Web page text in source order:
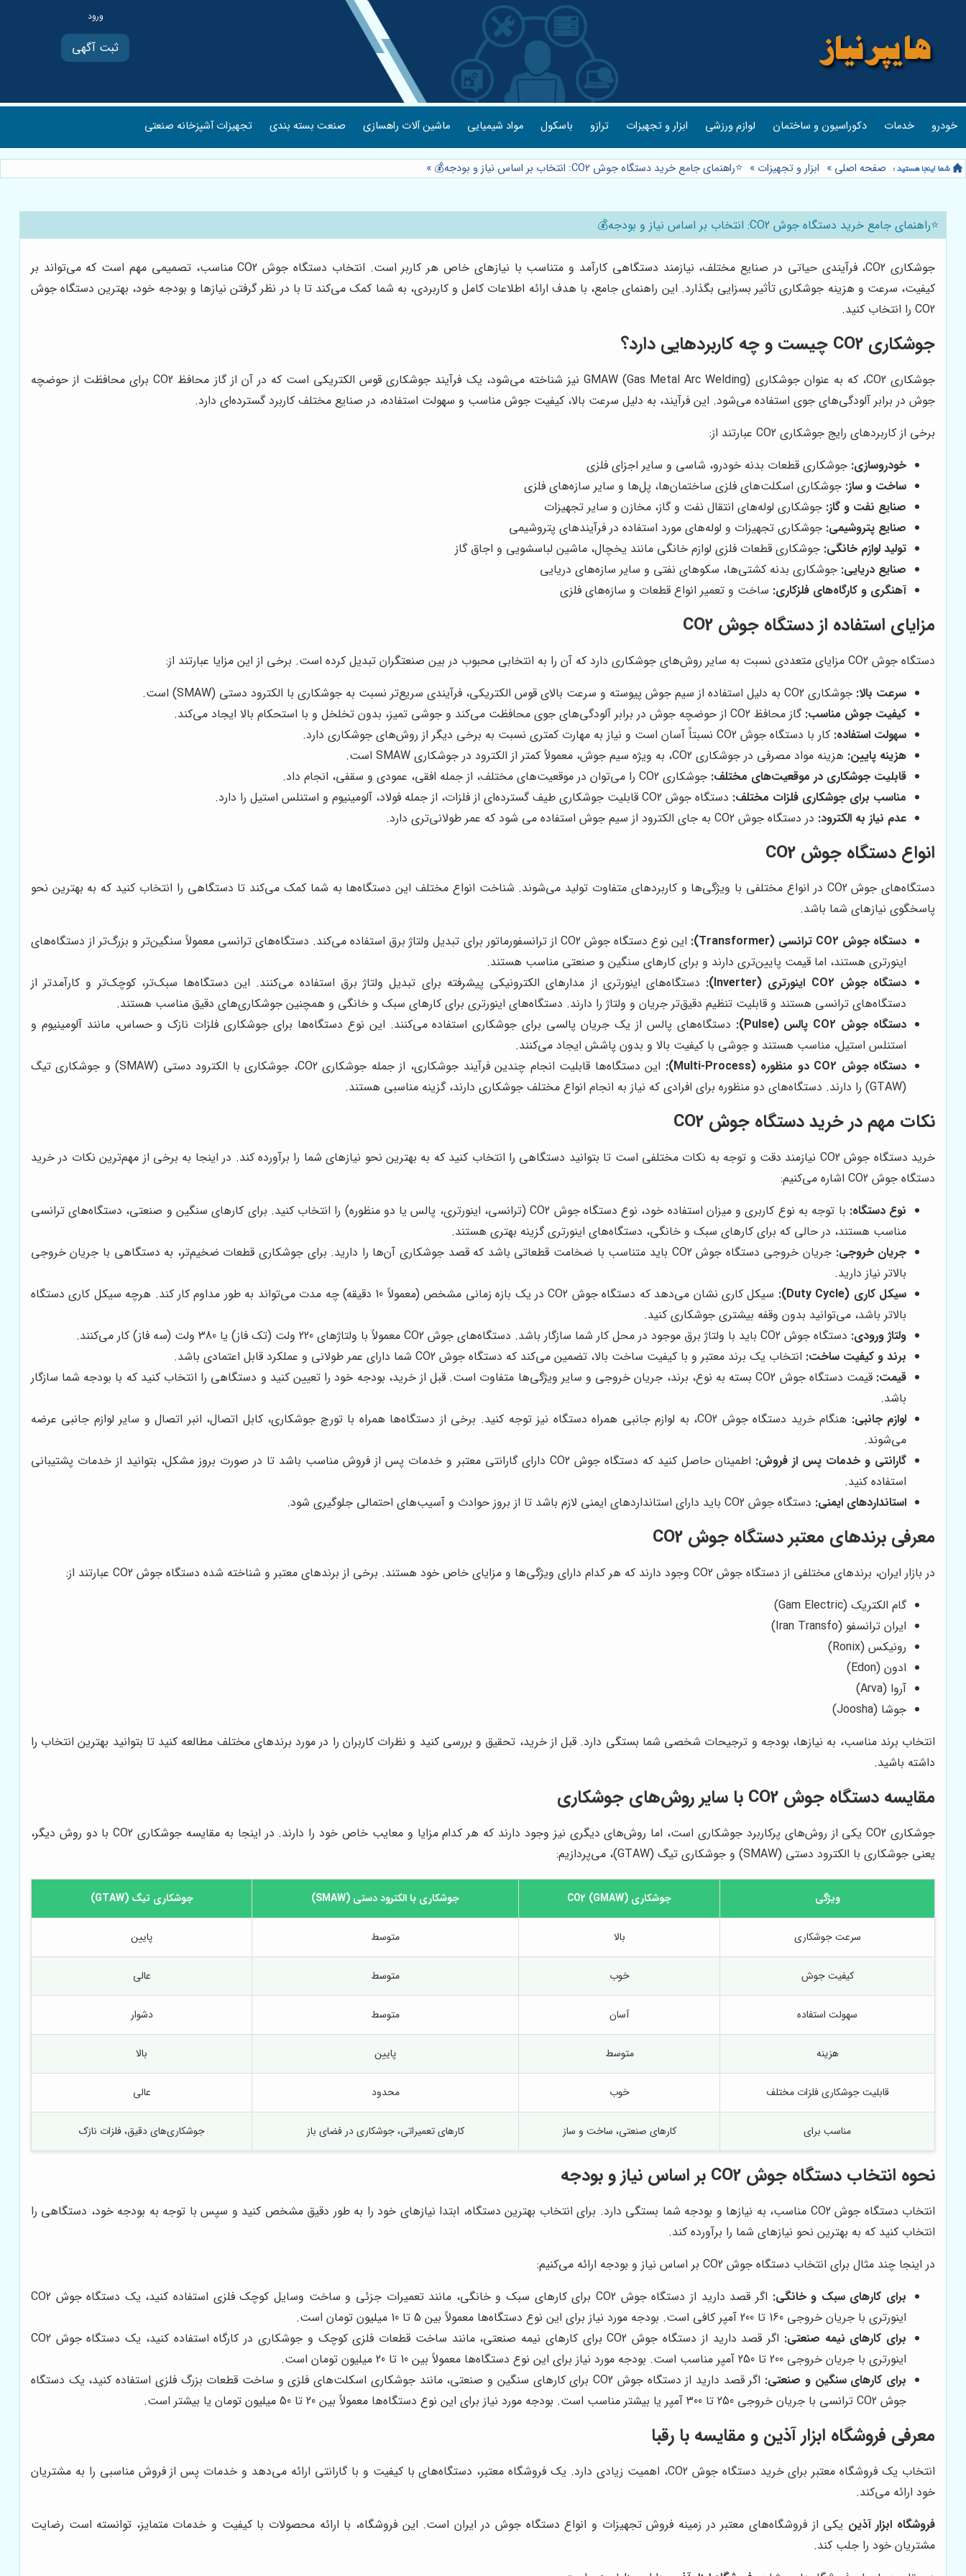
ثبت آگهی
خودرو خدمات دکوراسیون و ساختمان لوازم ورزشی ابزار و تجهیزات ترازو باسکول مواد شیمیایی ماشین آلات راهسازی صنعت بسته بندی تجهیزات آشپزخانه صنعتی
صفحه اصلی » ابزار و تجهیزات » ⭐️راهنمای جامع خرید دستگاه جوش CO2: انتخاب بر اساس نیاز و بودجه💰 »
⭐️راهنمای جامع خرید دستگاه جوش CO2: انتخاب بر اساس نیاز و بودجه💰
جوشکاری CO2، فرآیندی حیاتی در صنایع مختلف، نیازمند دستگاهی کارآمد و متناسب با نیازهای خاص هر کاربر است. انتخاب دستگاه جوش CO2 مناسب، تصمیمی مهم است که می‌تواند بر
کیفیت، سرعت و هزینه جوشکاری تأثیر بسزایی بگذارد. این راهنمای جامع، با هدف ارائه اطلاعات کامل و کاربردی، به شما کمک می‌کند تا با در نظر گرفتن نیازها و بودجه خود، بهترین دستگاه جوش
CO2 را انتخاب کنید.
جوشکاری CO2 چیست و چه کاربردهایی دارد؟
جوشکاری CO2، که به عنوان جوشکاری GMAW (Gas Metal Arc Welding) نیز شناخته می‌شود، یک فرآیند جوشکاری قوس الکتریکی است که در آن از گاز محافظ CO2 برای محافظت از حوضچه
جوش در برابر آلودگی‌های جوی استفاده می‌شود. این فرآیند، به دلیل سرعت بالا، کیفیت جوش مناسب و سهولت استفاده، در صنایع مختلف کاربرد گسترده‌ای دارد.
برخی از کاربردهای رایج جوشکاری CO2 عبارتند از:
خودروسازی: جوشکاری قطعات بدنه خودرو، شاسی و سایر اجزای فلزی
ساخت و ساز: جوشکاری اسکلت‌های فلزی ساختمان‌ها، پل‌ها و سایر سازه‌های فلزی
صنایع نفت و گاز: جوشکاری لوله‌های انتقال نفت و گاز، مخازن و سایر تجهیزات
صنایع پتروشیمی: جوشکاری تجهیزات و لوله‌های مورد استفاده در فرآیندهای پتروشیمی
تولید لوازم خانگی: جوشکاری قطعات فلزی لوازم خانگی مانند یخچال، ماشین لباسشویی و اجاق گاز
صنایع دریایی: جوشکاری بدنه کشتی‌ها، سکوهای نفتی و سایر سازه‌های دریایی
آهنگری و کارگاه‌های فلزکاری: ساخت و تعمیر انواع قطعات و سازه‌های فلزی
مزایای استفاده از دستگاه جوش CO2
دستگاه جوش CO2 مزایای متعددی نسبت به سایر روش‌های جوشکاری دارد که آن را به انتخابی محبوب در بین صنعتگران تبدیل کرده است. برخی از این مزایا عبارتند از:
سرعت بالا: جوشکاری CO2 به دلیل استفاده از سیم جوش پیوسته و سرعت بالای قوس الکتریکی، فرآیندی سریع‌تر نسبت به جوشکاری با الکترود دستی (SMAW) است.
کیفیت جوش مناسب: گاز محافظ CO2 از حوضچه جوش در برابر آلودگی‌های جوی محافظت می‌کند و جوشی تمیز، بدون تخلخل و با استحکام بالا ایجاد می‌کند.
سهولت استفاده: کار با دستگاه جوش CO2 نسبتاً آسان است و نیاز به مهارت کمتری نسبت به برخی دیگر از روش‌های جوشکاری دارد.
هزینه پایین: هزینه مواد مصرفی در جوشکاری CO2، به ویژه سیم جوش، معمولاً کمتر از الکترود در جوشکاری SMAW است.
قابلیت جوشکاری در موقعیت‌های مختلف: جوشکاری CO2 را می‌توان در موقعیت‌های مختلف، از جمله افقی، عمودی و سقفی، انجام داد.
مناسب برای جوشکاری فلزات مختلف: دستگاه جوش CO2 قابلیت جوشکاری طیف گسترده‌ای از فلزات، از جمله فولاد، آلومینیوم و استنلس استیل را دارد.
عدم نیاز به الکترود: در دستگاه جوش CO2 به جای الکترود از سیم جوش استفاده می شود که عمر طولانی‌تری دارد.
انواع دستگاه جوش CO2
دستگاه‌های جوش CO2 در انواع مختلفی با ویژگی‌ها و کاربردهای متفاوت تولید می‌شوند. شناخت انواع مختلف این دستگاه‌ها به شما کمک می‌کند تا دستگاهی را انتخاب کنید که به بهترین نحو
پاسخگوی نیازهای شما باشد.
دستگاه جوش CO2 ترانسی (Transformer):
این نوع دستگاه جوش CO2 از ترانسفورماتور برای تبدیل ولتاژ برق استفاده می‌کند. دستگاه‌های ترانسی معمولاً سنگین‌تر و بزرگ‌تر از دستگاه‌های
اینورتری هستند، اما قیمت پایین‌تری دارند و برای کارهای سنگین و صنعتی مناسب هستند.
دستگاه جوش CO2 اینورتری (Inverter):
دستگاه‌های اینورتری از مدارهای الکترونیکی پیشرفته برای تبدیل ولتاژ برق استفاده می‌کنند. این دستگاه‌ها سبک‌تر، کوچک‌تر و کارآمدتر از
دستگاه‌های ترانسی هستند و قابلیت تنظیم دقیق‌تر جریان و ولتاژ را دارند. دستگاه‌های اینورتری برای کارهای سبک و خانگی و همچنین جوشکاری‌های دقیق مناسب هستند.
دستگاه جوش CO2 پالس (Pulse):
دستگاه‌های پالس از یک جریان پالسی برای جوشکاری استفاده می‌کنند. این نوع دستگاه‌ها برای جوشکاری فلزات نازک و حساس، مانند آلومینیوم و
استنلس استیل، مناسب هستند و جوشی با کیفیت بالا و بدون پاشش ایجاد می‌کنند.
دستگاه جوش CO2 دو منظوره (Multi-Process):
این دستگاه‌ها قابلیت انجام چندین فرآیند جوشکاری، از جمله جوشکاری CO2، جوشکاری با الکترود دستی (SMAW) و جوشکاری تیگ
(GTAW) را دارند. دستگاه‌های دو منظوره برای افرادی که نیاز به انجام انواع مختلف جوشکاری دارند، گزینه مناسبی هستند.
نکات مهم در خرید دستگاه جوش CO2
خرید دستگاه جوش CO2 نیازمند دقت و توجه به نکات مختلفی است تا بتوانید دستگاهی را انتخاب کنید که به بهترین نحو نیازهای شما را برآورده کند. در اینجا به برخی از مهم‌ترین نکات در خرید
دستگاه جوش CO2 اشاره می‌کنیم:
نوع دستگاه:
با توجه به نوع کاربری و میزان استفاده خود، نوع دستگاه جوش CO2 (ترانسی، اینورتری، پالس یا دو منظوره) را انتخاب کنید. برای کارهای سنگین و صنعتی، دستگاه‌های ترانسی
مناسب هستند، در حالی که برای کارهای سبک و خانگی، دستگاه‌های اینورتری گزینه بهتری هستند.
جریان خروجی:
جریان خروجی دستگاه جوش CO2 باید متناسب با ضخامت قطعاتی باشد که قصد جوشکاری آن‌ها را دارید. برای جوشکاری قطعات ضخیم‌تر، به دستگاهی با جریان خروجی
بالاتر نیاز دارید.
سیکل کاری (Duty Cycle):
سیکل کاری نشان می‌دهد که دستگاه جوش CO2 در یک بازه زمانی مشخص (معمولاً 10 دقیقه) چه مدت می‌تواند به طور مداوم کار کند. هرچه سیکل کاری دستگاه
بالاتر باشد، می‌توانید بدون وقفه بیشتری جوشکاری کنید.
ولتاژ ورودی: دستگاه جوش CO2 باید با ولتاژ برق موجود در محل کار شما سازگار باشد. دستگاه‌های جوش CO2 معمولاً با ولتاژهای 220 ولت (تک فاز) یا 380 ولت (سه فاز) کار می‌کنند.
برند و کیفیت ساخت: انتخاب یک برند معتبر و با کیفیت ساخت بالا، تضمین می‌کند که دستگاه جوش CO2 شما دارای عمر طولانی و عملکرد قابل اعتمادی باشد.
قیمت:
قیمت دستگاه جوش CO2 بسته به نوع، برند، جریان خروجی و سایر ویژگی‌ها متفاوت است. قبل از خرید، بودجه خود را تعیین کنید و دستگاهی را انتخاب کنید که با بودجه شما سازگار
باشد.
لوازم جانبی:
هنگام خرید دستگاه جوش CO2، به لوازم جانبی همراه دستگاه نیز توجه کنید. برخی از دستگاه‌ها همراه با تورچ جوشکاری، کابل اتصال، انبر اتصال و سایر لوازم جانبی عرضه
می‌شوند.
گارانتی و خدمات پس از فروش:
اطمینان حاصل کنید که دستگاه جوش CO2 دارای گارانتی معتبر و خدمات پس از فروش مناسب باشد تا در صورت بروز مشکل، بتوانید از خدمات پشتیبانی
استفاده کنید.
استانداردهای ایمنی: دستگاه جوش CO2 باید دارای استانداردهای ایمنی لازم باشد تا از بروز حوادث و آسیب‌های احتمالی جلوگیری شود.
معرفی برندهای معتبر دستگاه جوش CO2
در بازار ایران، برندهای مختلفی از دستگاه جوش CO2 وجود دارند که هر کدام دارای ویژگی‌ها و مزایای خاص خود هستند. برخی از برندهای معتبر و شناخته شده دستگاه جوش CO2 عبارتند از:
گام الکتریک (Gam Electric)
ایران ترانسفو (Iran Transfo)
رونیکس (Ronix)
ادون (Edon)
آروا (Arva)
جوشا (Joosha)
انتخاب برند مناسب، به نیازها، بودجه و ترجیحات شخصی شما بستگی دارد. قبل از خرید، تحقیق و بررسی کنید و نظرات کاربران را در مورد برندهای مختلف مطالعه کنید تا بتوانید بهترین انتخاب را
داشته باشید.
مقایسه دستگاه جوش CO2 با سایر روش‌های جوشکاری
جوشکاری CO2 یکی از روش‌های پرکاربرد جوشکاری است، اما روش‌های دیگری نیز وجود دارند که هر کدام مزایا و معایب خاص خود را دارند. در اینجا به مقایسه جوشکاری CO2 با دو روش دیگر،
یعنی جوشکاری با الکترود دستی (SMAW) و جوشکاری تیگ (GTAW)، می‌پردازیم:
ویژگی جوشکاری CO2 (GMAW) جوشکاری با الکترود دستی (SMAW) جوشکاری تیگ (GTAW)
سرعت جوشکاری بالا متوسط پایین
کیفیت جوش خوب متوسط عالی
سهولت استفاده آسان متوسط دشوار
هزینه متوسط پایین بالا
قابلیت جوشکاری فلزات مختلف خوب محدود عالی
مناسب برای کارهای صنعتی، ساخت و ساز کارهای تعمیراتی، جوشکاری در فضای باز جوشکاری‌های دقیق، فلزات نازک
نحوه انتخاب دستگاه جوش CO2 بر اساس نیاز و بودجه
انتخاب دستگاه جوش CO2 مناسب، به نیازها و بودجه شما بستگی دارد. برای انتخاب بهترین دستگاه، ابتدا نیازهای خود را به طور دقیق مشخص کنید و سپس با توجه به بودجه خود، دستگاهی را
انتخاب کنید که به بهترین نحو نیازهای شما را برآورده کند.
در اینجا چند مثال برای انتخاب دستگاه جوش CO2 بر اساس نیاز و بودجه ارائه می‌کنیم:
برای کارهای سبک و خانگی:
اگر قصد دارید از دستگاه جوش CO2 برای کارهای سبک و خانگی، مانند تعمیرات جزئی و ساخت وسایل کوچک فلزی استفاده کنید، یک دستگاه جوش CO2
اینورتری با جریان خروجی 160 تا 200 آمپر کافی است. بودجه مورد نیاز برای این نوع دستگاه‌ها معمولاً بین 5 تا 10 میلیون تومان است.
برای کارهای نیمه صنعتی:
اگر قصد دارید از دستگاه جوش CO2 برای کارهای نیمه صنعتی، مانند ساخت قطعات فلزی کوچک و جوشکاری در کارگاه استفاده کنید، یک دستگاه جوش CO2
اینورتری با جریان خروجی 200 تا 250 آمپر مناسب است. بودجه مورد نیاز برای این نوع دستگاه‌ها معمولاً بین 10 تا 20 میلیون تومان است.
برای کارهای سنگین و صنعتی:
اگر قصد دارید از دستگاه جوش CO2 برای کارهای سنگین و صنعتی، مانند جوشکاری اسکلت‌های فلزی و ساخت قطعات بزرگ فلزی استفاده کنید، یک دستگاه
جوش CO2 ترانسی با جریان خروجی 250 تا 300 آمپر یا بیشتر مناسب است. بودجه مورد نیاز برای این نوع دستگاه‌ها معمولاً بین 20 تا 50 میلیون تومان یا بیشتر است.
معرفی فروشگاه ابزار آذین و مقایسه با رقبا
انتخاب یک فروشگاه معتبر برای خرید دستگاه جوش CO2، اهمیت زیادی دارد. یک فروشگاه معتبر، دستگاه‌های با کیفیت و با گارانتی ارائه می‌دهد و خدمات پس از فروش مناسبی را به مشتریان
خود ارائه می‌کند.
فروشگاه ابزار آذین یکی از فروشگاه‌های معتبر در زمینه فروش تجهیزات و انواع دستگاه جوش در ایران است. این فروشگاه، با ارائه محصولات با کیفیت و خدمات متمایز، توانسته است رضایت
مشتریان خود را جلب کند.